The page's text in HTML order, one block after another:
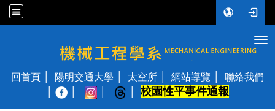
國立陽明交通大學 機械工程學系
回首頁 陽明交通大學 太空所 網站導覽
聯絡我們
校園性平事件通報